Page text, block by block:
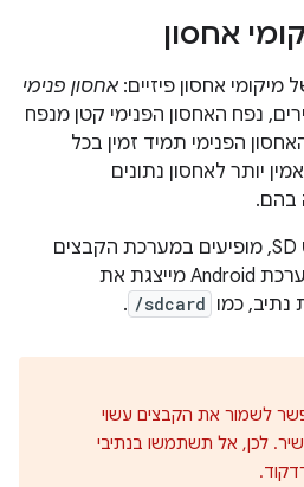
אחסון
אחסון פנימי
נפח האחסון הפנימי קטן מנפח
הפנימי תמיד זמין בכל
יותר לאחסון נתונים
בהם.
נפחים נשלפים, כמו כרטיס SD, מופיעים במערכת הקבצים
כחלק מהאחסון החיצוני. מערכת Android מייצגת את
כמו /sdcard
.
לשמור את הקבצים עשוי
לכן, אל תשתמשו בנתיבי